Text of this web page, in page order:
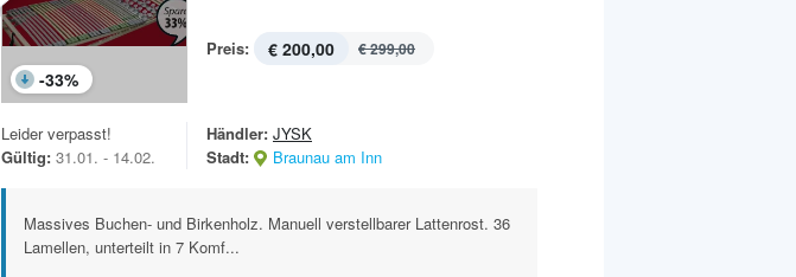
-33%
Preis: € 200,00 € 299,00
Leider verpasst!
Gültig: 31.01. - 14.02.
Händler: JYSK
Stadt:
Braunau am Inn
Massives Buchen- und Birkenholz. Manuell verstellbarer Lattenrost. 36
Lamellen, unterteilt in 7 Komf...